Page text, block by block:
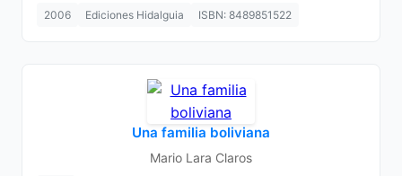
2006 Ediciones Hidalguia ISBN: 8489851522
Una familia boliviana
Mario Lara Claros